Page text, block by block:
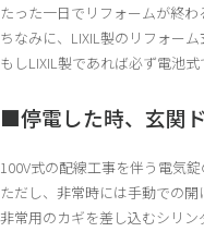
たった一日でリフォームが終わ
ちなみに、LIXIL製のリフォー
もしLIXIL製であれば必ず電池式
■停電した時、玄関
100V式の配線工事を伴う電気
ただし、非常時には手動での
非常用のカギを差し込むシリン